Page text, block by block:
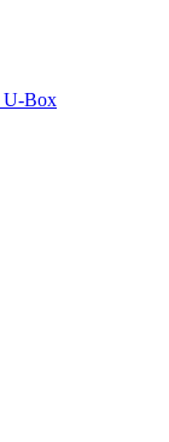
U-Box